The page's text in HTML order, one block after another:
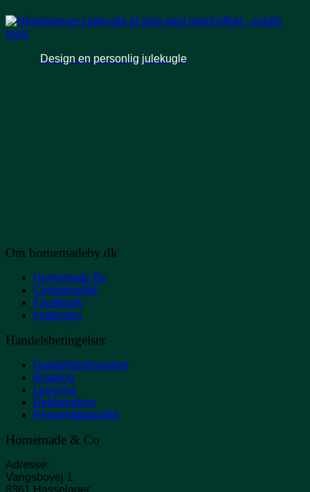
Design en personlig julekugle
Om homemadeby.dk
Homemade By
Cookiepolitik
Facebook
Instagram
Handelsbetingelser
Handelsbetingelser
Betaling
Levering
Reklamation
Persondatapolitik
Homemade & Co
Adresse:
Vangsbovej 1